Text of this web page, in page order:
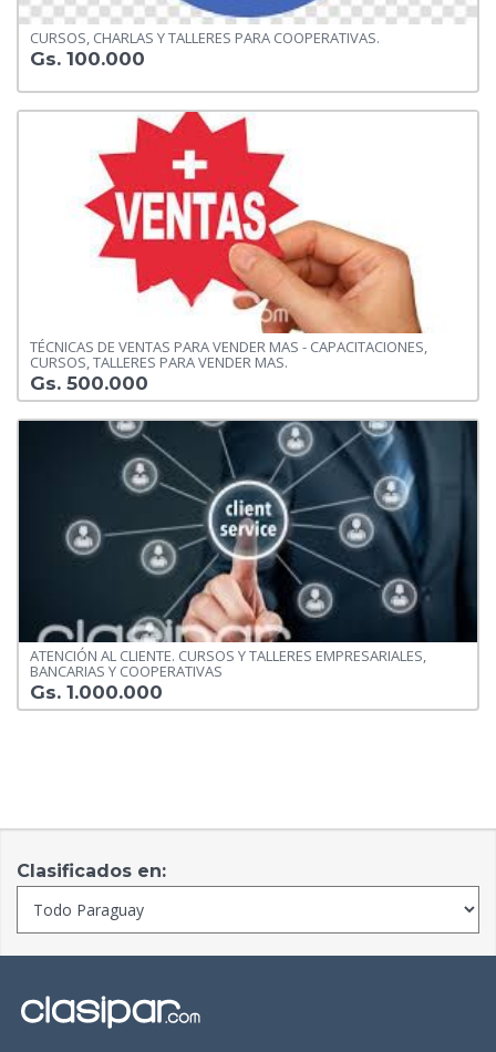
CURSOS, CHARLAS Y TALLERES PARA COOPERATIVAS.
Gs. 100.000
TÉCNICAS DE VENTAS PARA VENDER MAS - CAPACITACIONES,
CURSOS, TALLERES PARA VENDER MAS.
Gs. 500.000
ATENCIÓN AL CLIENTE. CURSOS Y TALLERES EMPRESARIALES,
BANCARIAS Y COOPERATIVAS
Gs. 1.000.000
Clasificados en: